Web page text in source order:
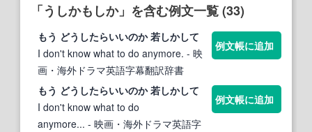
「うしかもしか」を含む例文一覧 (33)
もう どうしたらいいのか 若しかして
I don't know what to do anymore. - 映
画・海外ドラマ英語字幕翻訳辞書
例文帳に追加
もう どうしたらいいのか 若しかして
I don't know what to do
anymore... - 映画・海外ドラマ英語字
例文帳に追加